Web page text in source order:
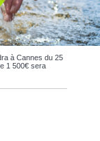
à Cannes du 25
1 500€ sera